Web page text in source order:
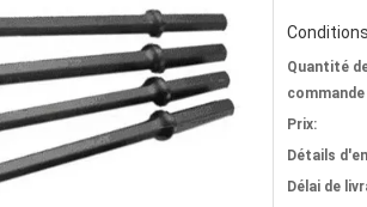
Quantité
commande
Prix:
Détails
Délai de